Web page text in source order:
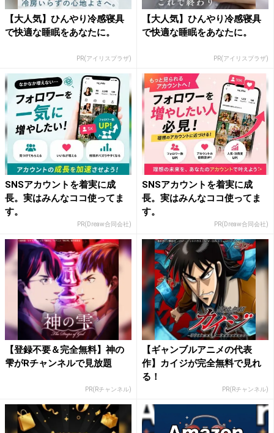
【大人気】ひんやり冷感寝具
で快適な睡眠をあなたに。
PR(アイリスプラザ)
【大人気】ひんやり冷感寝具
で快適な睡眠をあなたに。
PR(アイリスプラザ)
SNSアカウントを着実に成
長。実はみんなココ使ってま
す。
PR(Dreaw合同会社)
SNSアカウントを着実に成
長。実はみんなココ使ってま
す。
PR(Dreaw合同会社)
【登録不要＆完全無料】神の
雫がRチャンネルで見放題
PR(Rチャンネル)
【ギャンブルアニメの代表
作】カイジが完全無料で見れ
る！
PR(Rチャンネル)